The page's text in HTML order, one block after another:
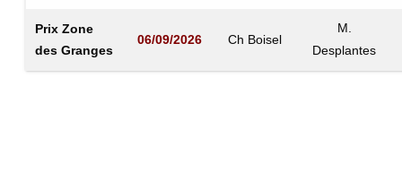
Prix Zone
des Granges
06/09/2026 Ch Boisel
M.
Desplantes